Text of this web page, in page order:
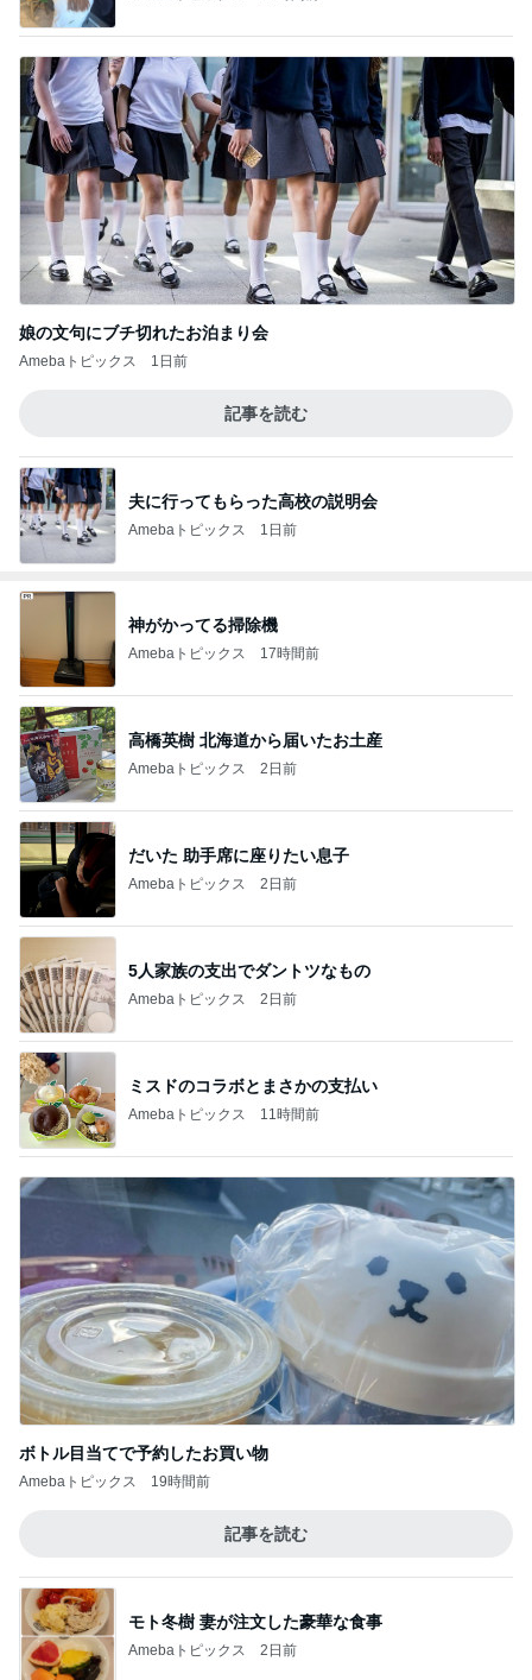
娘の文句にブチ切れたお泊まり会
Amebaトピックス 1日前
記事を読む
夫に行ってもらった高校の説明会
Amebaトピックス 1日前
神がかってる掃除機
Amebaトピックス 17時間前
高橋英樹 北海道から届いたお土産
Amebaトピックス 2日前
だいた 助手席に座りたい息子
Amebaトピックス 2日前
5人家族の支出でダントツなもの
Amebaトピックス 2日前
ミスドのコラボとまさかの支払い
Amebaトピックス 11時間前
ボトル目当てで予約したお買い物
Amebaトピックス 19時間前
記事を読む
モト冬樹 妻が注文した豪華な食事
Amebaトピックス 2日前